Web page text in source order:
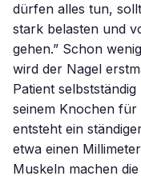
dürfen alles tun,
stark belasten und
gehen.” Schon
wird der Nagel
Patient
seinem Knochen
entsteht ein
etwa einen
Muskeln machen